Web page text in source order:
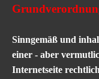
Sinngemäß und
einer - aber
Internetseite